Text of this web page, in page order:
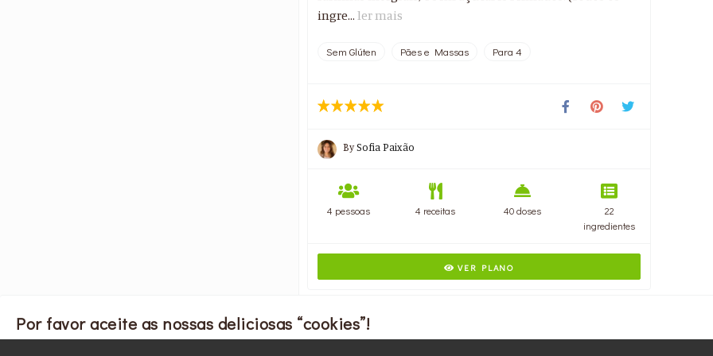
ingre... ler mais
Sem Glúten Pães e Massas Para 4
BySofia Paixão
4 pessoas 4 receitas 40 doses
22
ingredientes
VER PLANO
Por favor aceite as nossas deliciosas “cookies”!